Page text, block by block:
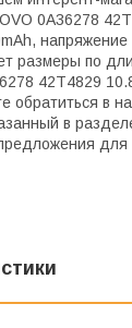
0A36278
размеры по
42T4829
обратиться в
в
для